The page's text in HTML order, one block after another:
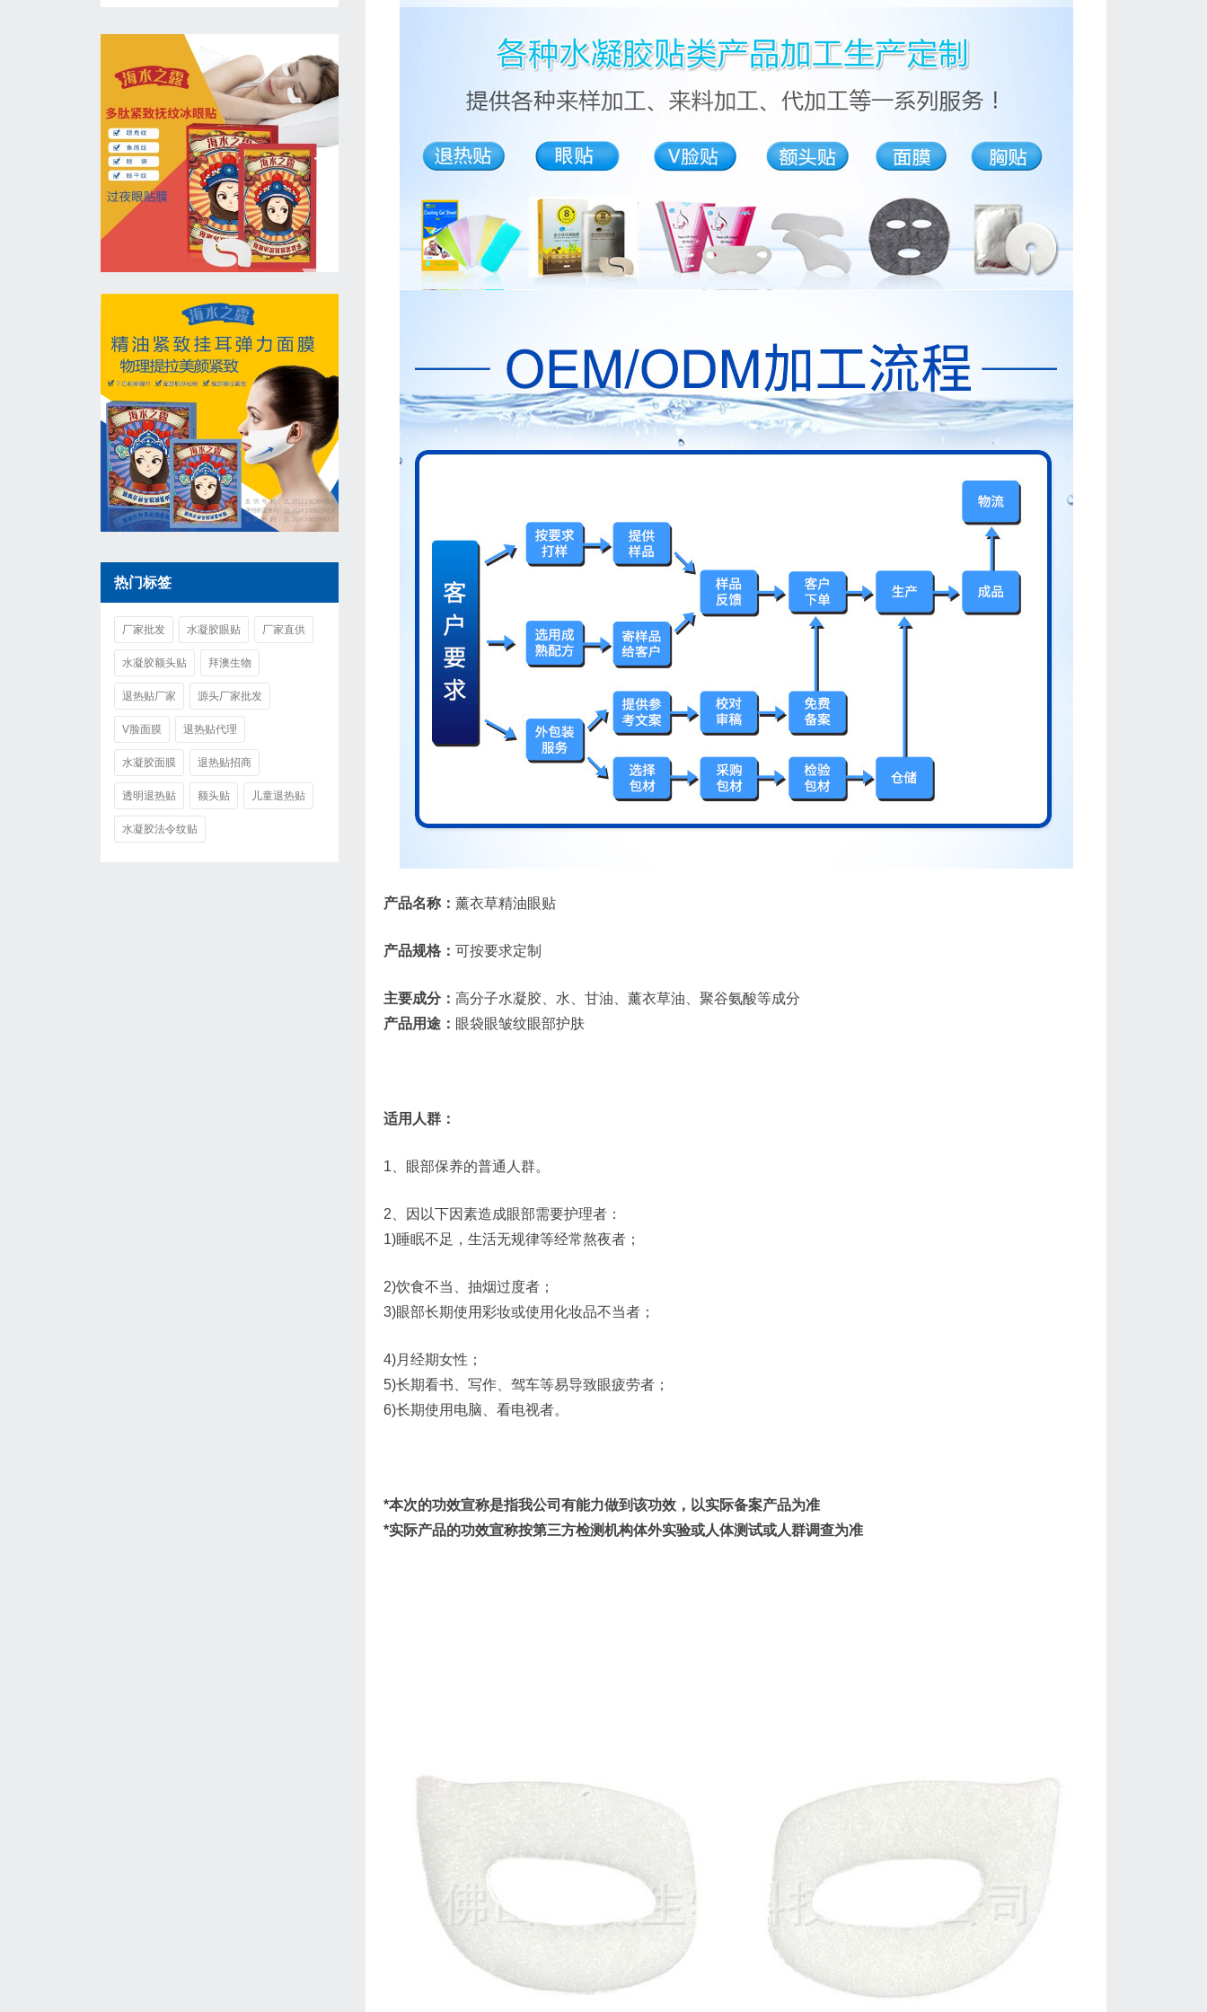
产品名称： 薰衣草精油眼贴
产品规格： 可按要求定制
主要成分： 高分子水凝胶、水、甘油、薰衣草油、聚谷氨酸等成分
产品用途： 眼袋眼皱纹眼部护肤
适用人群：
1、眼部保养的普通人群。
2、因以下因素造成眼部需要护理者：
1)睡眠不足，生活无规律等经常熬夜者；
2)饮食不当、抽烟过度者；
3)眼部长期使用彩妆或使用化妆品不当者；
4)月经期女性；
5)长期看书、写作、驾车等易导致眼疲劳者；
6)长期使用电脑、看电视者。
*本次的功效宣称是指我公司有能力做到该功效，以实际备案产品为准
*实际产品的功效宣称按第三方检测机构体外实验或人体测试或人群调查为准
热门标签
厂家批发 水凝胶眼贴 厂家直供
水凝胶额头贴 拜澳生物
退热贴厂家 源头厂家批发
V脸面膜 退热贴代理
水凝胶面膜 退热贴招商
透明退热贴 额头贴 儿童退热贴
水凝胶法令纹贴